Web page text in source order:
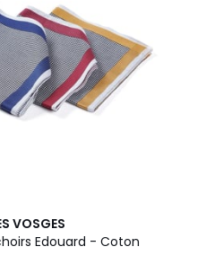
VOSGES
Edouard - Coton